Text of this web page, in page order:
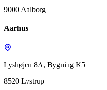
9000 Aalborg
Aarhus
Lyshøjen 8A, Bygning K5
8520 Lystrup